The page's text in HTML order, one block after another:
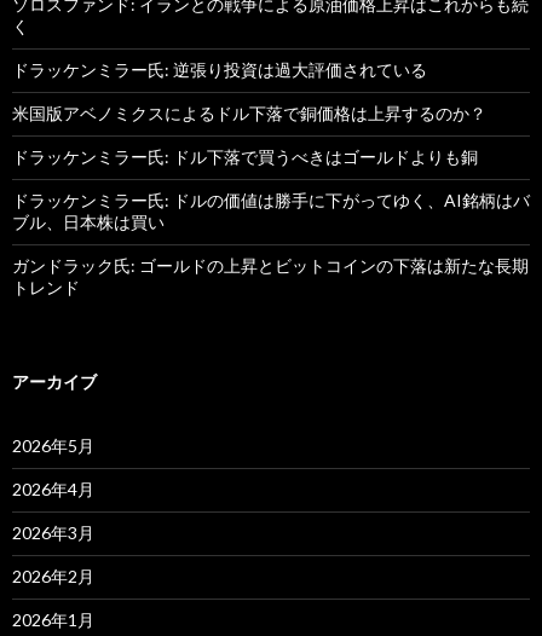
ソロスファンド: イランとの戦争による原油価格上昇はこれからも続
く
ドラッケンミラー氏: 逆張り投資は過大評価されている
米国版アベノミクスによるドル下落で銅価格は上昇するのか？
ドラッケンミラー氏: ドル下落で買うべきはゴールドよりも銅
ドラッケンミラー氏: ドルの価値は勝手に下がってゆく、AI銘柄はバ
ブル、日本株は買い
ガンドラック氏: ゴールドの上昇とビットコインの下落は新たな長期
トレンド
アーカイブ
2026年5月
2026年4月
2026年3月
2026年2月
2026年1月